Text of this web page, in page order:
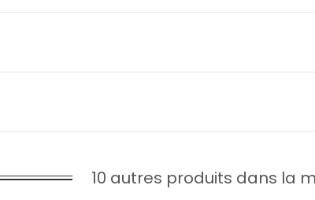
10 autres produits dans la